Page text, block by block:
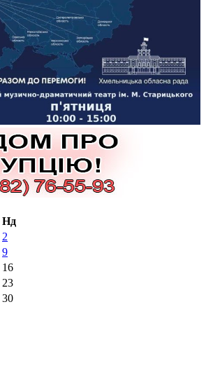
Нд
2
9
16
23
30